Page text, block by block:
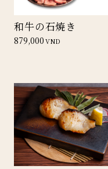
和牛の石焼き
879,000VND